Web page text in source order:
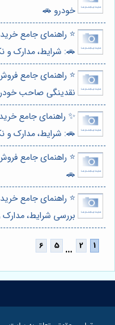
خودرو 🚗
⭐️ راهنمای جامع
🚗: شرایط، مدارک و
⭐️ راهنمای جامع
نقدینگی صاحب
✨ راهنمای جامع
🚗: شرایط، مدارک و
⭐️ راهنمای جامع
🚗
⭐️ راهنمای جامع
بررسی شرایط،
...